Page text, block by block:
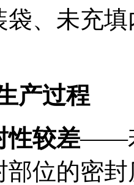
袋、未充
产过程
性较差——
部位的密